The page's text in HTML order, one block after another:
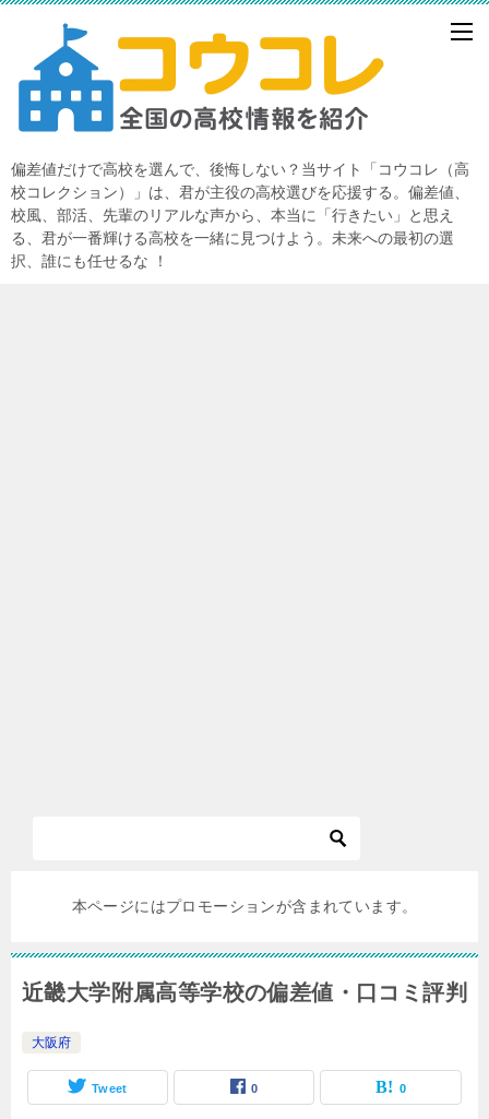
偏差値だけで高校を選んで、後悔しない？当サイト「コウコレ（高
校コレクション）」は、君が主役の高校選びを応援する。偏差値、
校風、部活、先輩のリアルな声から、本当に「行きたい」と思え
る、君が一番輝ける高校を一緒に見つけよう。未来への最初の選
択、誰にも任せるな ！
本ページにはプロモーションが含まれています。
近畿大学附属高等学校の偏差値・口コミ評判
大阪府
Tweet 0 0